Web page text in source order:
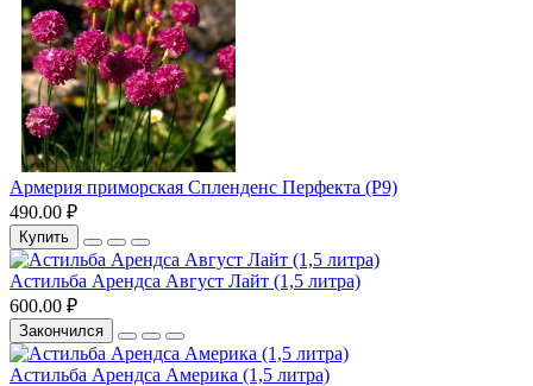
Армерия приморская Спленденс Перфекта (Р9)
490.00 ₽
Купить
Астильба Арендса Август Лайт (1,5 литра)
600.00 ₽
Закончился
Астильба Арендса Америка (1,5 литра)